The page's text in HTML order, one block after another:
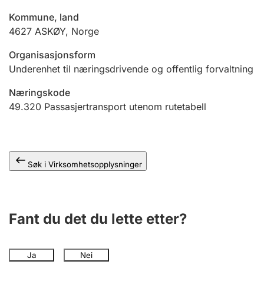
Ektepaktveileder
Kommune, land
4627 ASKØY, Norge
Organisasjonsform
Underenhet til næringsdrivende og offentlig forvaltning
Næringskode
49.320 Passasjertransport utenom rutetabell
Søk i Virksomhetsopplysninger
Fant du det du lette etter?
Ja Nei